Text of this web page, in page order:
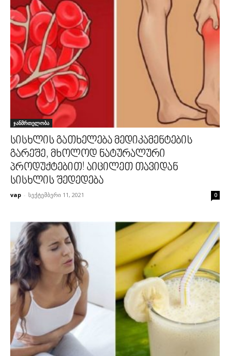
ჯანმრთელობა
სისხლის გათხელება მედიკამენტების
გარეშე, მხოლოდ ნატურალური
პროდუქტებით! აიცილეთ თავიდან
სისხლის შედედება
vap - სექტემბერი 11, 2021 0